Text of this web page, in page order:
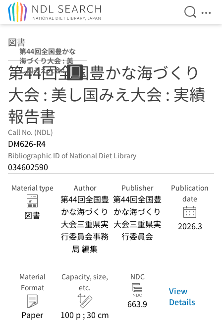
Open
図書
第44回全国豊かな
海づくり大会 : 美
し国みえ大会 : 実
績報告書
第44回全国豊かな海づくり
大会 : 美し国みえ大会 : 実績
報告書
Call No. (NDL)
DM626-R4
Bibliographic ID of National Diet Library
034602590
Material type
図書
Author
第44回全国豊
かな海づくり
大会三重県実
行委員会事務
局 編集
Publisher
第44回全国豊
かな海づくり
大会三重県実
行委員会
Publication
date
2026.3
Material
Format
Paper
Capacity, size,
etc.
100 p ; 30 cm
NDC
663.9
View
Details